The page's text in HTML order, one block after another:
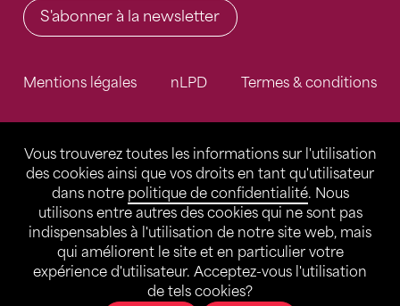
Vous trouverez toutes les informations sur l'utilisation
des cookies ainsi que vos droits en tant qu'utilisateur
dans notre politique de confidentialité. Nous
utilisons entre autres des cookies qui ne sont pas
indispensables à l'utilisation de notre site web, mais
qui améliorent le site et en particulier votre
expérience d'utilisateur. Acceptez-vous l'utilisation
de tels cookies?
S'abonner à la newsletter
Mentions légales nLPD Termes & conditions